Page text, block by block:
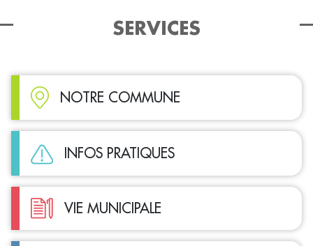
SERVICES
NOTRE COMMUNE
INFOS PRATIQUES
VIE MUNICIPALE